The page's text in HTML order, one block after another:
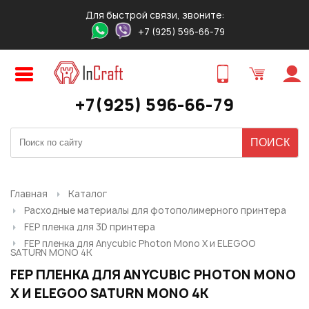
Для быстрой связи, звоните:
+7 (925) 596-66-79
+7(925) 596-66-79
Главная
Каталог
Расходные материалы для фотополимерного принтера
FEP пленка для 3D принтера
FEP пленка для Anycubic Photon Mono X и ELEGOO
SATURN MONO 4K
FEP ПЛЕНКА ДЛЯ ANYCUBIC PHOTON MONO
X И ELEGOO SATURN MONO 4K
ОБРАТНЫЙ ЗВОНОК
Контактный телефон
Ваш E-mail*:
ЗАКАЗ ТОВАРА В 1 КЛИК
Ваш E-mail*:
Ваш телефон*:
Нужный товар:
Авторизация
Пароль:
Запомнить меня
Забыли свой пароль?
ПРЕДВАРИТЕЛЬНЫЙ ЗАКАЗ
ТОВАРА
Ваше имя*:
Ваш E-mail*:
Ваш телефон* :
Нужный товар: